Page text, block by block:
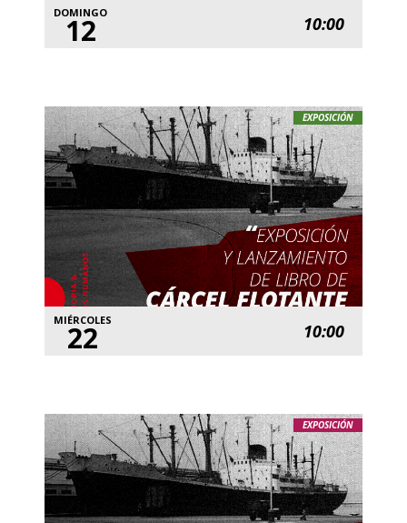
DOMINGO
12 10:00
EXPOSICIÓN
MIÉRCOLES
22 10:00
EXPOSICIÓN